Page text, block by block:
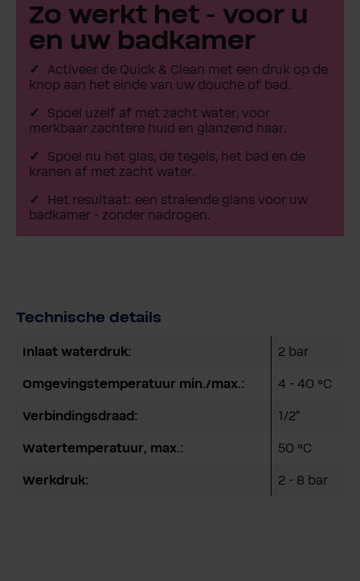
Zo werkt het - voor u
en uw badkamer
Activeer de Quick & Clean met een druk op de
knop aan het einde van uw douche of bad.
Spoel uzelf af met zacht water, voor
merkbaar zachtere huid en glanzend haar.
Spoel nu het glas, de tegels, het bad en de
kranen af met zacht water.
Het resultaat: een stralende glans voor uw
badkamer - zonder nadrogen.
Technische details
Inlaat waterdruk: 2 bar
Omgevingstemperatuur min./max.: 4 - 40 °C
Verbindingsdraad: 1/2"
Watertemperatuur, max.: 50 °C
Werkdruk: 2 - 8 bar